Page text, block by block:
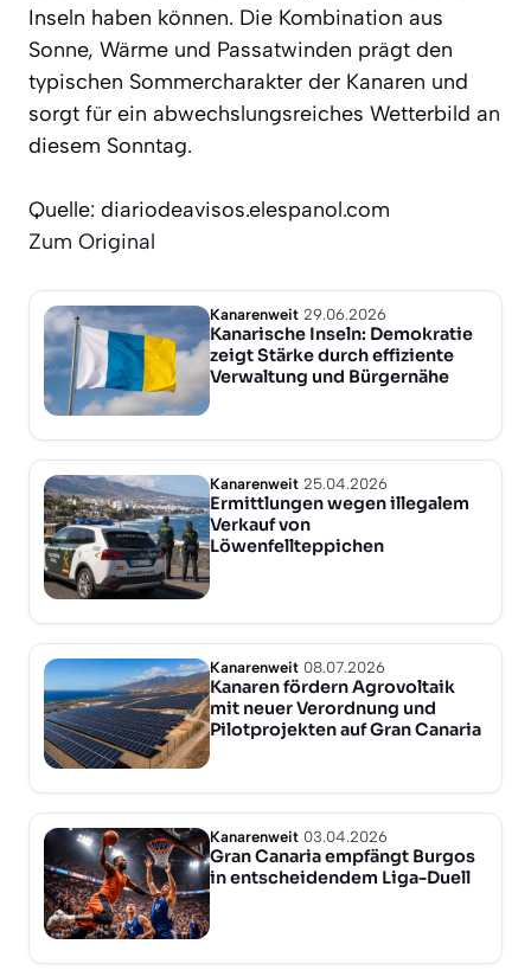
Inseln haben können. Die Kombination aus
Sonne, Wärme und Passatwinden prägt den
typischen Sommercharakter der Kanaren und
sorgt für ein abwechslungsreiches Wetterbild an
diesem Sonntag.
Quelle: diariodeavisos.elespanol.com
Zum Original
Kanarenweit 29.06.2026
Kanarische Inseln: Demokratie
zeigt Stärke durch effiziente
Verwaltung und Bürgernähe
Kanarenweit 25.04.2026
Ermittlungen wegen illegalem
Verkauf von
Löwenfellteppichen
Kanarenweit 08.07.2026
Kanaren fördern Agrovoltaik
mit neuer Verordnung und
Pilotprojekten auf Gran Canaria
Kanarenweit 03.04.2026
Gran Canaria empfängt Burgos
in entscheidendem Liga-Duell